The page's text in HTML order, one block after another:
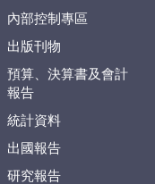
內部控制專區
出版刊物
預算、決算書及會計
報告
統計資料
出國報告
研究報告